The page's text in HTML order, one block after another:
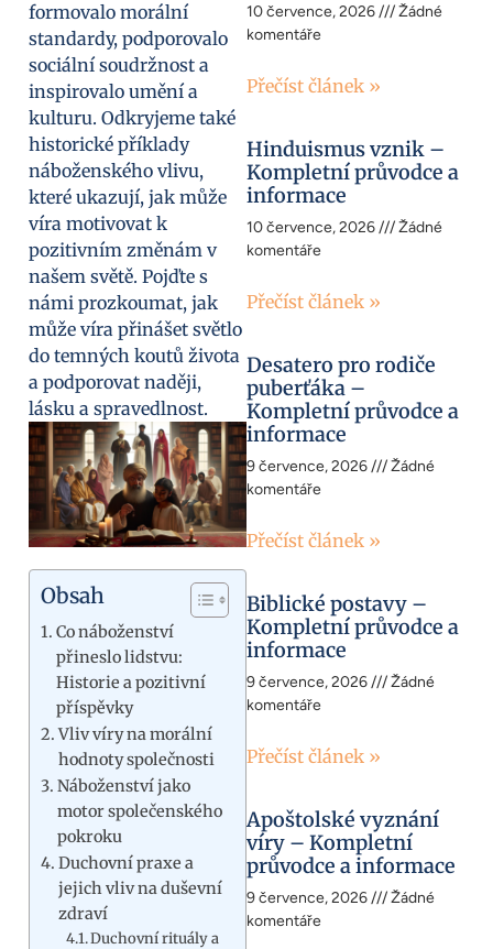
formovalo morální
standardy, podporovalo
sociální soudržnost a
inspirovalo umění a
kulturu. Odkryjeme také
historické příklady
náboženského vlivu,
které ukazují, jak může
víra motivovat k
pozitivním změnám v
našem světě. Pojďte s
námi prozkoumat, jak
může víra přinášet světlo
do temných koutů života
a podporovat naději,
lásku a spravedlnost.
Obsah
Co náboženství
přineslo lidstvu:
Historie a pozitivní
příspěvky
Vliv víry na morální
hodnoty společnosti
Náboženství jako
motor společenského
pokroku
Duchovní praxe a
jejich vliv na duševní
zdraví
Duchovní rituály a
10 července, 2026
Žádné
komentáře
Přečíst článek »
Hinduismus vznik –
Kompletní průvodce a
informace
10 července, 2026
Žádné
komentáře
Přečíst článek »
Desatero pro rodiče
puberťáka –
Kompletní průvodce a
informace
9 července, 2026
Žádné
komentáře
Přečíst článek »
Biblické postavy –
Kompletní průvodce a
informace
9 července, 2026
Žádné
komentáře
Přečíst článek »
Apoštolské vyznání
víry – Kompletní
průvodce a informace
9 července, 2026
Žádné
komentáře